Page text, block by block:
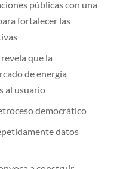
públicas con una
fortalecer las
que la
de energía
al usuario
democrático
datos